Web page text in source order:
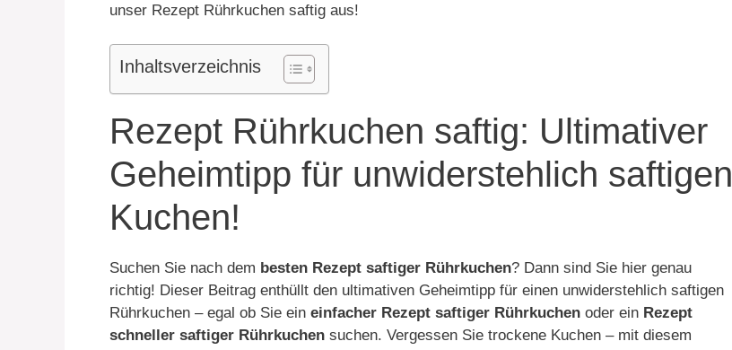
unser Rezept Rührkuchen saftig aus!
Inhaltsverzeichnis
Rezept Rührkuchen saftig: Ultimativer
Geheimtipp für unwiderstehlich saftigen
Kuchen!
Suchen Sie nach dem besten Rezept saftiger Rührkuchen? Dann sind Sie hier genau
richtig! Dieser Beitrag enthüllt den ultimativen Geheimtipp für einen unwiderstehlich saftigen
Rührkuchen – egal ob Sie ein einfacher Rezept saftiger Rührkuchen oder ein Rezept
schneller saftiger Rührkuchen suchen. Vergessen Sie trockene Kuchen – mit diesem